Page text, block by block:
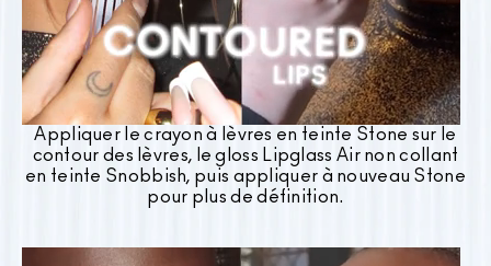
Appliquer le crayon à lèvres en teinte Stone sur le
contour des lèvres, le gloss Lipglass Air non collant
en teinte Snobbish, puis appliquer à nouveau Stone
pour plus de définition.